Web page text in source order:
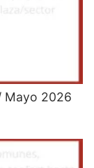
Mayo 2026